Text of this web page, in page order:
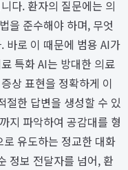
다. 환자의 질문에는 의
을 준수해야 하며, 무엇
바로 이 때문에 범용 AI가
특화 AI는 방대한 의료
상 표현을 정확하게 이
절한 답변을 생성할 수 있
지 파악하여 공감대를 형
유도하는 정교한 대화
정보 전달자를 넘어, 환